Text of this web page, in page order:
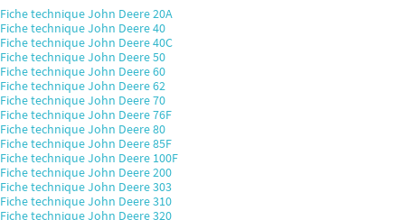
Fiche technique John Deere 20A
Fiche technique John Deere 40
Fiche technique John Deere 40C
Fiche technique John Deere 50
Fiche technique John Deere 60
Fiche technique John Deere 62
Fiche technique John Deere 70
Fiche technique John Deere 76F
Fiche technique John Deere 80
Fiche technique John Deere 85F
Fiche technique John Deere 100F
Fiche technique John Deere 200
Fiche technique John Deere 303
Fiche technique John Deere 310
Fiche technique John Deere 320